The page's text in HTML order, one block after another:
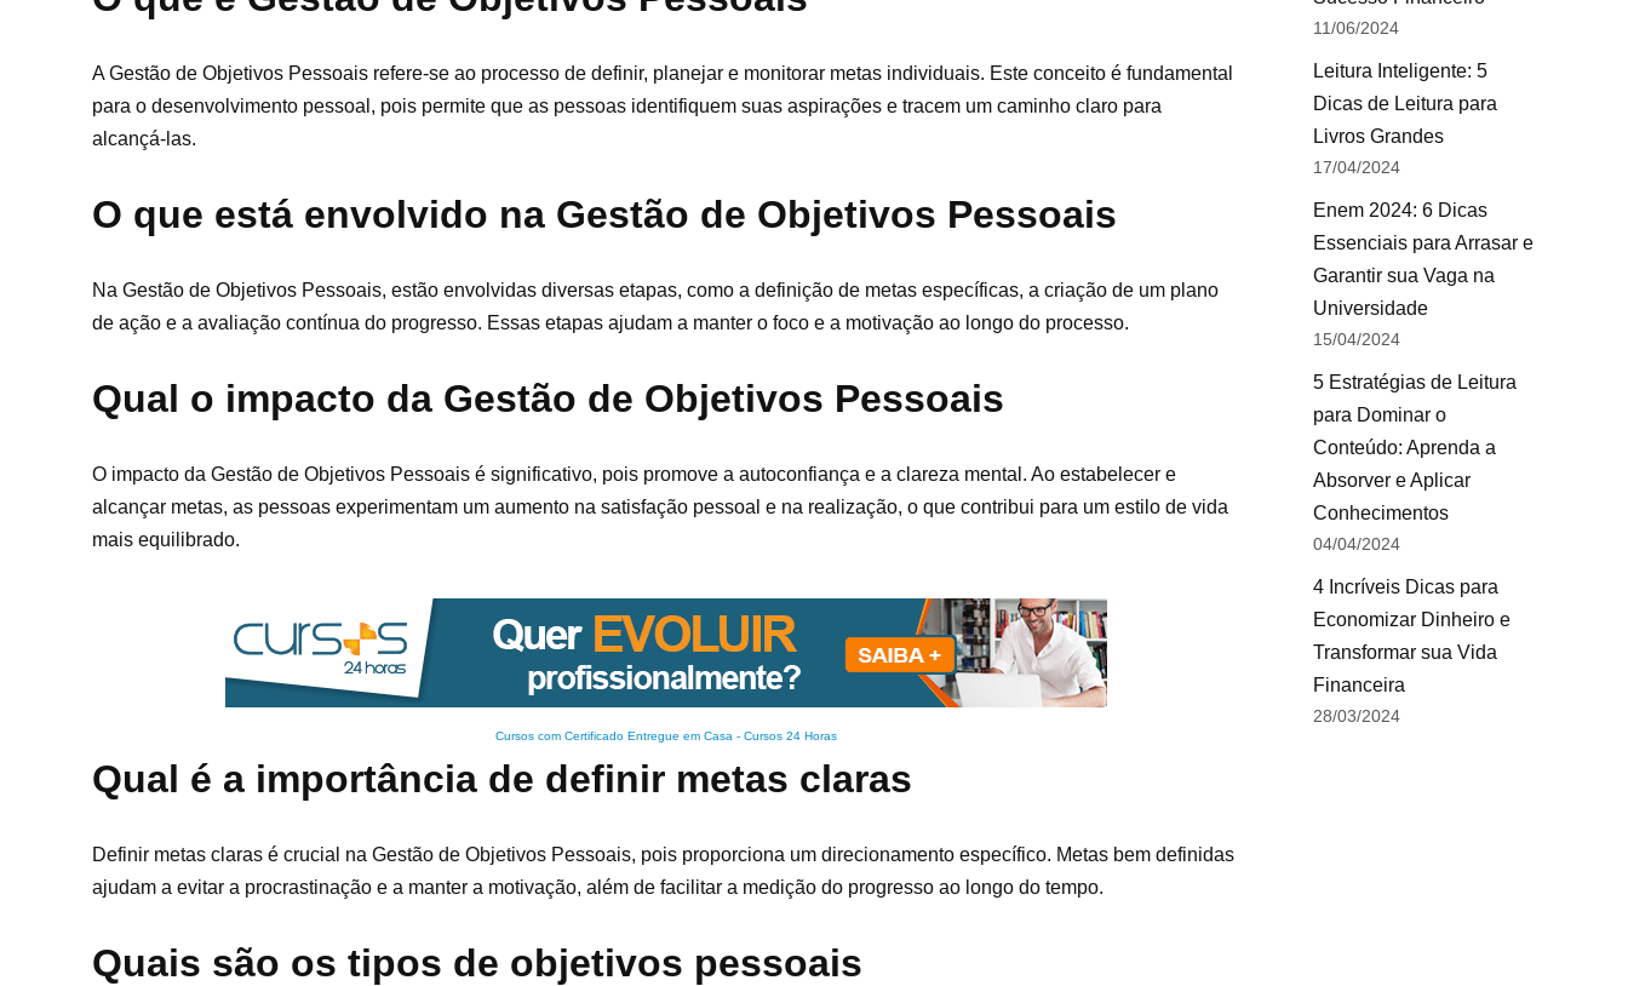
A Gestão de Objetivos Pessoais refere-se ao processo de definir, planejar e monitorar metas individuais. Este conceito é fundamental
para o desenvolvimento pessoal, pois permite que as pessoas identifiquem suas aspirações e tracem um caminho claro para
alcançá-las.
O que está envolvido na Gestão de Objetivos Pessoais
Na Gestão de Objetivos Pessoais, estão envolvidas diversas etapas, como a definição de metas específicas, a criação de um plano
de ação e a avaliação contínua do progresso. Essas etapas ajudam a manter o foco e a motivação ao longo do processo.
Qual o impacto da Gestão de Objetivos Pessoais
O impacto da Gestão de Objetivos Pessoais é significativo, pois promove a autoconfiança e a clareza mental. Ao estabelecer e
alcançar metas, as pessoas experimentam um aumento na satisfação pessoal e na realização, o que contribui para um estilo de vida
mais equilibrado.
Cursos com Certificado Entregue em Casa - Cursos 24 Horas
Qual é a importância de definir metas claras
Definir metas claras é crucial na Gestão de Objetivos Pessoais, pois proporciona um direcionamento específico. Metas bem definidas
ajudam a evitar a procrastinação e a manter a motivação, além de facilitar a medição do progresso ao longo do tempo.
Quais são os tipos de objetivos pessoais
11/06/2024
Leitura Inteligente: 5
Dicas de Leitura para
Livros Grandes
17/04/2024
Enem 2024: 6 Dicas
Essenciais para Arrasar e
Garantir sua Vaga na
Universidade
15/04/2024
5 Estratégias de Leitura
para Dominar o
Conteúdo: Aprenda a
Absorver e Aplicar
Conhecimentos
04/04/2024
4 Incríveis Dicas para
Economizar Dinheiro e
Transformar sua Vida
Financeira
28/03/2024